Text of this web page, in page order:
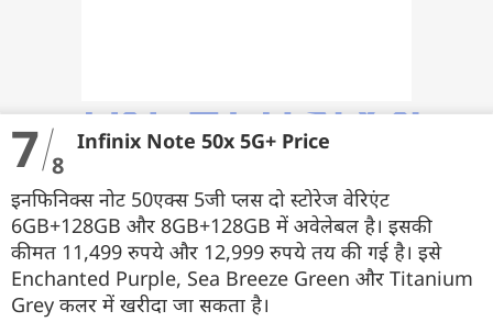
7 8
Infinix Note 50x 5G+ Price
इनफिनिक्स नोट 50एक्स 5जी प्लस दो स्टोरेज वेरिएंट
6GB+128GB और 8GB+128GB में अवेलेबल है। इसकी
कीमत 11,499 रुपये और 12,999 रुपये तय की गई है। इसे
Enchanted Purple, Sea Breeze Green और Titanium
Grey कलर में खरीदा जा सकता है।